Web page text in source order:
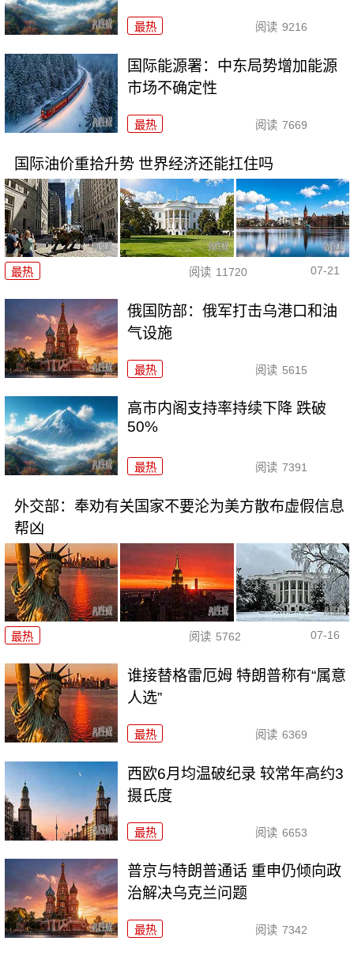
最热 阅读 9216
国际能源署：中东局势增加能源
市场不确定性
最热 阅读 7669
国际油价重拾升势 世界经济还能扛住吗
最热 阅读 11720 07-21
俄国防部：俄军打击乌港口和油
气设施
最热 阅读 5615
高市内阁支持率持续下降 跌破
50%
最热 阅读 7391
外交部：奉劝有关国家不要沦为美方散布虚假信息
帮凶
最热 阅读 5762 07-16
谁接替格雷厄姆 特朗普称有“属意
人选”
最热 阅读 6369
西欧6月均温破纪录 较常年高约3
摄氏度
最热 阅读 6653
普京与特朗普通话 重申仍倾向政
治解决乌克兰问题
最热 阅读 7342